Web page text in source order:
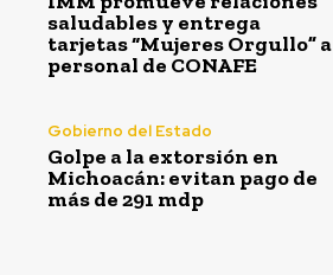
saludables y entrega
tarjetas “Mujeres Orgullo” a
personal de CONAFE
Gobierno del Estado
Golpe a la extorsión en
Michoacán: evitan pago de
más de 291 mdp